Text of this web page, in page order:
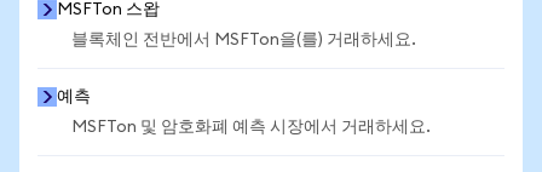
MSFTon 스왑
블록체인 전반에서 MSFTon을(를) 거래하세요.
예측
MSFTon 및 암호화폐 예측 시장에서 거래하세요.